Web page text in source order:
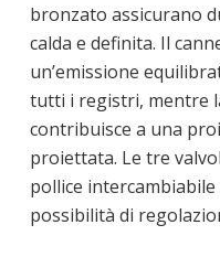
bronzato assicurano
calda e definita. Il
un’emissione
tutti i registri, mentre
contribuisce a una
proiettata. Le tre
pollice
possibilità di